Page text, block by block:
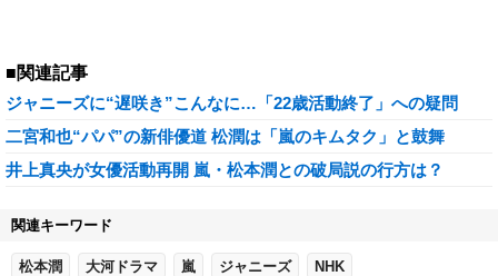
■関連記事
ジャニーズに“遅咲き”こんなに…「22歳活動終了」への疑問
二宮和也“パパ”の新俳優道 松潤は「嵐のキムタク」と鼓舞
井上真央が女優活動再開 嵐・松本潤との破局説の行方は？
関連キーワード
松本潤 大河ドラマ 嵐 ジャニーズ NHK